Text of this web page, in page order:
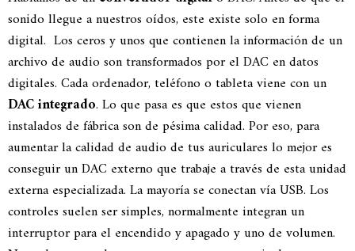
sonido llegue a nuestros oídos, este existe solo en forma
digital. Los ceros y unos que contienen la información de un
archivo de audio son transformados por el DAC en datos
digitales. Cada ordenador, teléfono o tableta viene con un
DAC integrado. Lo que pasa es que estos que vienen
instalados de fábrica son de pésima calidad. Por eso, para
aumentar la calidad de audio de tus auriculares lo mejor es
conseguir un DAC externo que trabaje a través de esta unidad
externa especializada. La mayoría se conectan vía USB. Los
controles suelen ser simples, normalmente integran un
interruptor para el encendido y apagado y uno de volumen.